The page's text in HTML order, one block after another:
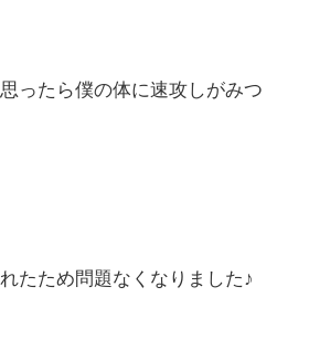
ったら僕の体に速攻しがみつ
たため問題なくなりました♪